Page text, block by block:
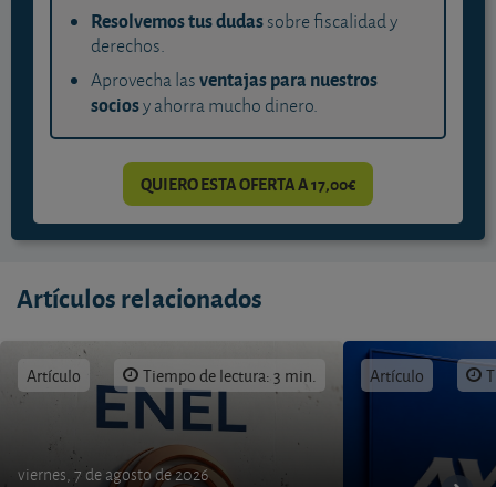
Resolvemos tus dudassobre fiscalidad y
derechos.
Aprovecha lasventajas para nuestros
sociosy ahorra mucho dinero.
QUIERO ESTA OFERTA A 17,00€
Artículos relacionados
Artículo Tiempo de lectura: 3 min.
viernes, 7 de agosto de 2026
Artículo